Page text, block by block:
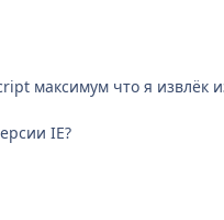
максимум что я извлёк
IE?